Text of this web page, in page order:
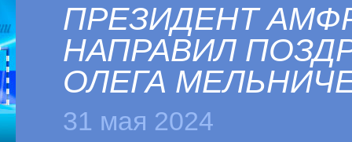
ПРЕЗИДЕНТ
НАПРАВИЛ
ОЛЕГА
31 мая 2024